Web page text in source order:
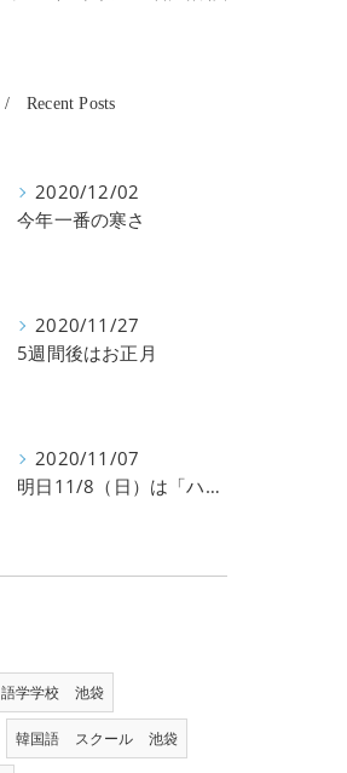
Recent Posts
2020/12/02
今年一番の寒さ
2020/11/27
5週間後はお正月
2020/11/07
明日11/8（日）は「ハングル」能力検定試験です。
語学学校 池袋
韓国語 スクール 池袋